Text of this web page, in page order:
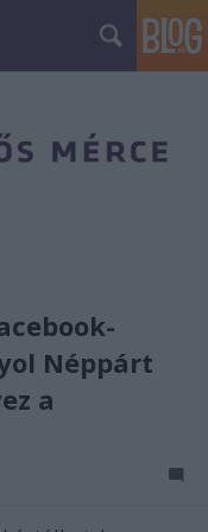
Néppárt
a